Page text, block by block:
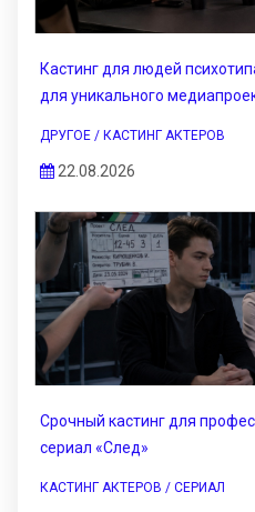
Кастинг для людей
для уникального
ДРУГОЕ / КАСТИНГ АКТЕРОВ
22.08.2026
Срочный кастинг для
сериал «След»
КАСТИНГ АКТЕРОВ / СЕРИАЛ